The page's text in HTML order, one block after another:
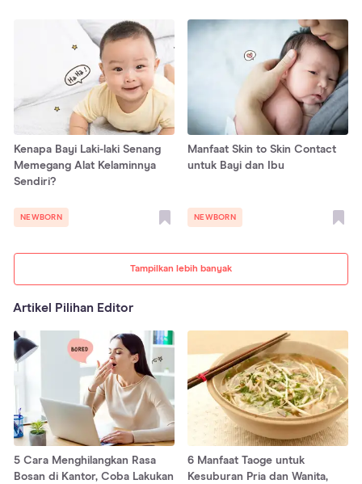
Tampilkan lebih banyak
Kenapa Bayi Laki-laki Senang
Memegang Alat Kelaminnya
Sendiri?
NEWBORN
Manfaat Skin to Skin Contact
untuk Bayi dan Ibu
NEWBORN
Artikel Pilihan Editor
5 Cara Menghilangkan Rasa
Bosan di Kantor, Coba Lakukan
6 Manfaat Taoge untuk
Kesuburan Pria dan Wanita,